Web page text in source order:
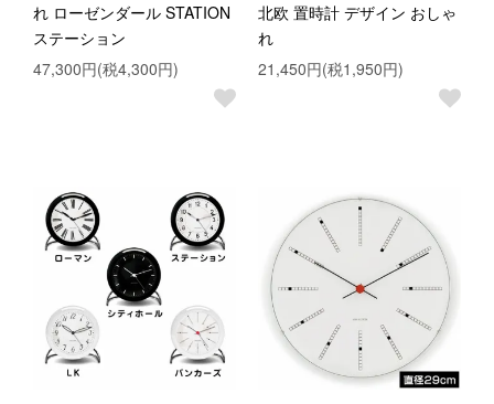
れ ローゼンダール STATION
ステーション
47,300円(税4,300円)
北欧 置時計 デザイン おしゃ
れ
21,450円(税1,950円)